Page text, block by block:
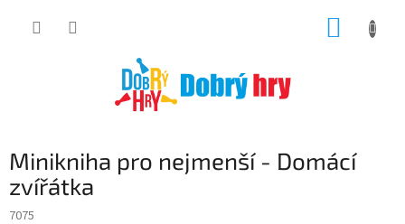
Minikniha pro nejmenší - Domácí
zvířátka
7075